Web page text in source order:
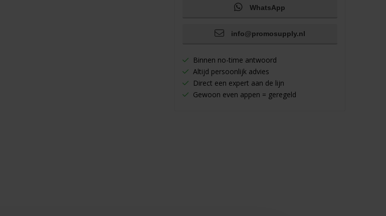
WhatsApp
info@promosupply.nl
Binnen no-time antwoord
Altijd persoonlijk advies
Direct een expert aan de lijn
Gewoon even appen = geregeld